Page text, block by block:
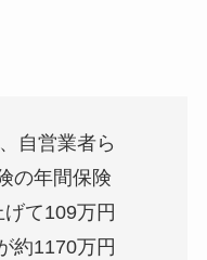
自営業者ら
の年間保険
て109万円
約1170万円